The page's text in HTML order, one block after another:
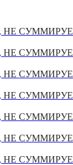
НЕ
НЕ
НЕ
НЕ
НЕ
НЕ
НЕ